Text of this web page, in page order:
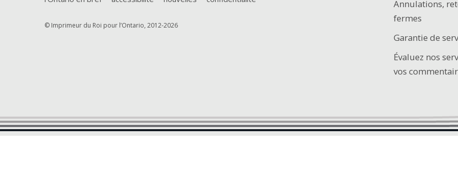
© Imprimeur du Roi pour l’Ontario, 2012-2026
Annulations,
fermes
Garantie de
Évaluez nos
vos